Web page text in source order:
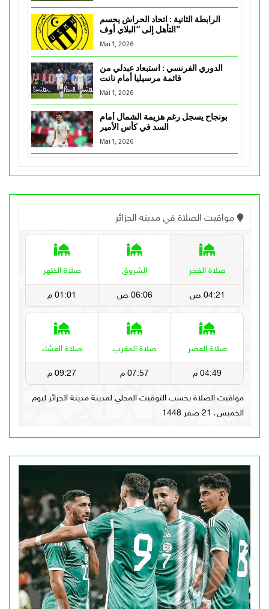
الرابطة الثانية : اتحاد الحراش يحسم
التأهل إلى “البلاي أوف”
Mai 1, 2026
الدوري الفرنسي : استبعاد عبدلي من
قائمة مرسيليا أمام نانت
Mai 1, 2026
بونجاح يسجل رغم هزيمة الشمال أمام
السد في كأس الأمير
Mai 1, 2026